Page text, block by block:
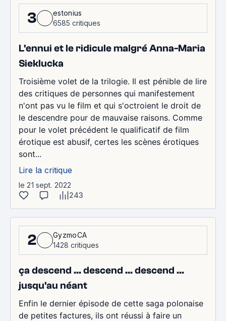
3
estonius
6585 critiques
L'ennui et le ridicule malgré Anna-Maria
Sieklucka
Troisième volet de la trilogie. Il est pénible de lire
des critiques de personnes qui manifestement
n'ont pas vu le film et qui s'octroient le droit de
le descendre pour de mauvaise raisons. Comme
pour le volet précédent le qualificatif de film
érotique est abusif, certes les scènes érotiques
sont...
Lire la critique
le 21 sept. 2022
243
2
GyzmoCA
1428 critiques
ça descend ... descend ... descend ...
jusqu'au néant
Enfin le dernier épisode de cette saga polonaise
de petites factures, ils ont réussi à faire un